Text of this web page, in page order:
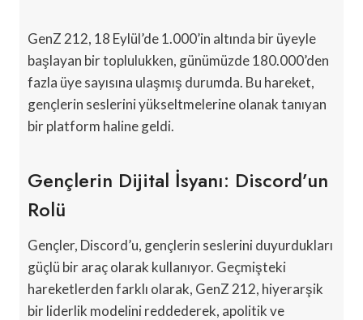
GenZ 212, 18 Eylül’de 1.000’in altında bir üyeyle
başlayan bir toplulukken, günümüzde 180.000’den
fazla üye sayısına ulaşmış durumda. Bu hareket,
gençlerin seslerini yükseltmelerine olanak tanıyan
bir platform haline geldi.
Gençlerin Dijital İsyanı: Discord’un
Rolü
Gençler, Discord’u, gençlerin seslerini duyurdukları
güçlü bir araç olarak kullanıyor. Geçmişteki
hareketlerden farklı olarak, GenZ 212, hiyerarşik
bir liderlik modelini reddederek, apolitik ve